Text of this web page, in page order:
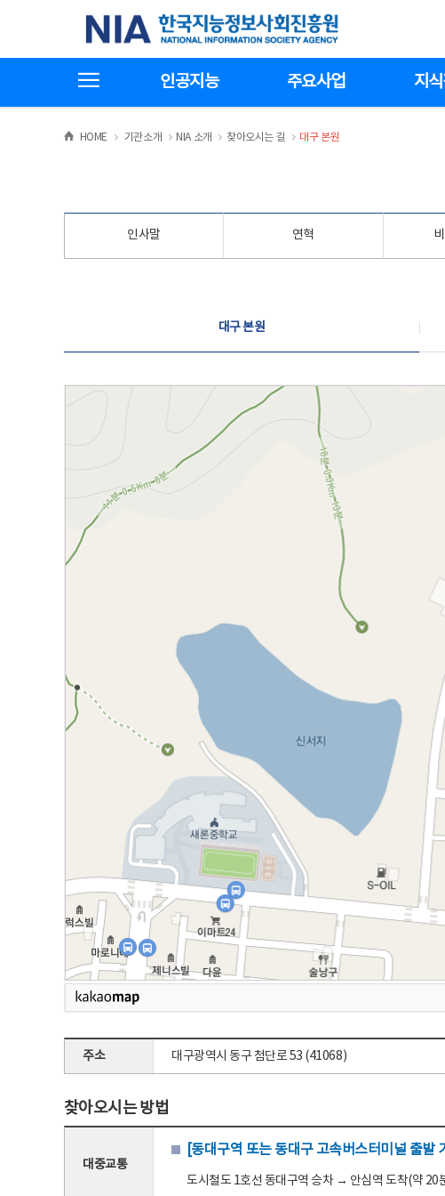
기
한국지능정보사회진흥원
인공지능 주요사업 지
HOME >
기관소개 >NIA 소개 >
찾아오시는 길 >
대구 본원
인사말 연혁
대구 본원
주소 대구광역시 동구 첨단로 53 (41068)
찾아오시는 방법
대중교통
[동대구역 또는 동대구 고속버스터미널 출발
도시철도 1호선 동대구역 승차 → 안심역 도착(약